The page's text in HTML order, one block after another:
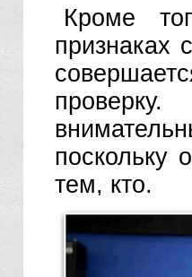
Кроме
признаках
поскольку
тем, кто.